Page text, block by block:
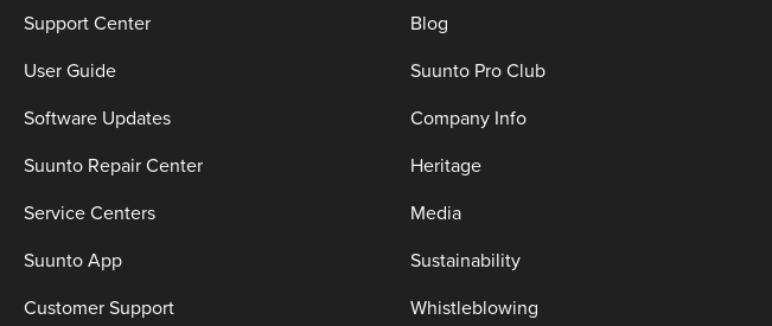
Support Center
User Guide
Software Updates
Suunto Repair Center
Service Centers
Suunto App
Customer Support
Blog
Suunto Pro Club
Company Info
Heritage
Media
Sustainability
Whistleblowing